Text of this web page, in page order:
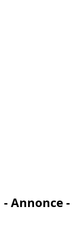
- Annonce -